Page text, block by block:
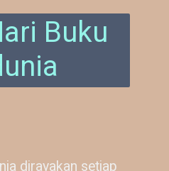
Buku
dirayakan setiap